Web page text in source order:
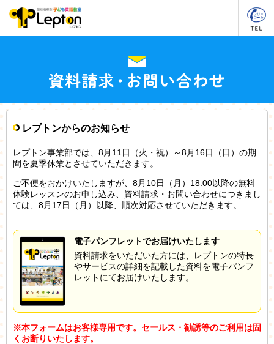
レプトンからのお知らせ
レプトン事業部では、8月11日（火・祝）～8月16日（日）の期
間を夏季休業とさせていただきます。
ご不便をおかけいたしますが、8月10日（月）18:00以降の無料
体験レッスンのお申し込み、資料請求・お問い合わせにつきまし
ては、8月17日（月）以降、順次対応させていただきます。
電子パンフレットでお届けいたします
資料請求をいただいた方には、レプトンの特長
やサービスの詳細を記載した資料を電子パンフ
レットにてお届けいたします。
※本フォームはお客様専用です。セールス・勧誘等のご利用は固
くお断りいたします。